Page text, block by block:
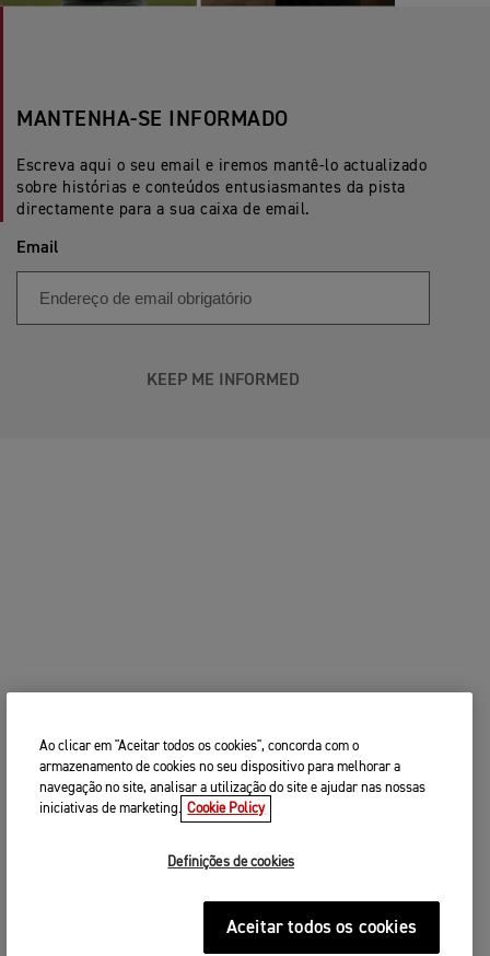
MANTENHA-SE INFORMADO
Escreva aqui o seu email e iremos mantê-lo actualizado
sobre histórias e conteúdos entusiasmantes da pista
directamente para a sua caixa de email.
Email
KEEP ME INFORMED
Ao clicar em "Aceitar todos os cookies", concorda com o
armazenamento de cookies no seu dispositivo para melhorar a
navegação no site, analisar a utilização do site e ajudar nas nossas
iniciativas de marketing. Cookie Policy
Definições de cookies
Aceitar todos os cookies